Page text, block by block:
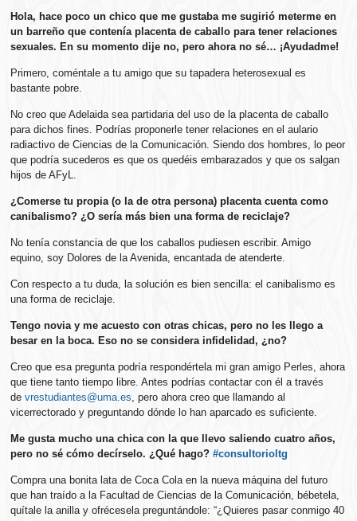
Hola, hace poco un chico que me gustaba me sugirió meterme en
un barreño que contenía placenta de caballo para tener relaciones
sexuales. En su momento dije no, pero ahora no sé… ¡Ayudadme!
Primero, coméntale a tu amigo que su tapadera heterosexual es
bastante pobre.
No creo que Adelaida sea partidaria del uso de la placenta de caballo
para dichos fines. Podrías proponerle tener relaciones en el aulario
radiactivo de Ciencias de la Comunicación. Siendo dos hombres, lo peor
que podría sucederos es que os quedéis embarazados y que os salgan
hijos de AFyL.
¿Comerse tu propia (o la de otra persona) placenta cuenta como
canibalismo? ¿O sería más bien una forma de reciclaje?
No tenía constancia de que los caballos pudiesen escribir. Amigo
equino, soy Dolores de la Avenida, encantada de atenderte.
Con respecto a tu duda, la solución es bien sencilla: el canibalismo es
una forma de reciclaje.
Tengo novia y me acuesto con otras chicas, pero no les llego a
besar en la boca. Eso no se considera infidelidad, ¿no?
Creo que esa pregunta podría respondértela mi gran amigo Perles, ahora
que tiene tanto tiempo libre. Antes podrías contactar con él a través
devrestudiantes@uma.es, pero ahora creo que llamando al
vicerrectorado y preguntando dónde lo han aparcado es suficiente.
Me gusta mucho una chica con la que llevo saliendo cuatro años,
pero no sé cómo decírselo. ¿Qué hago?#consultorioltg
Compra una bonita lata de Coca Cola en la nueva máquina del futuro
que han traído a la Facultad de Ciencias de la Comunicación, bébetela,
quítale la anilla y ofrécesela preguntándole: “¿Quieres pasar conmigo 40